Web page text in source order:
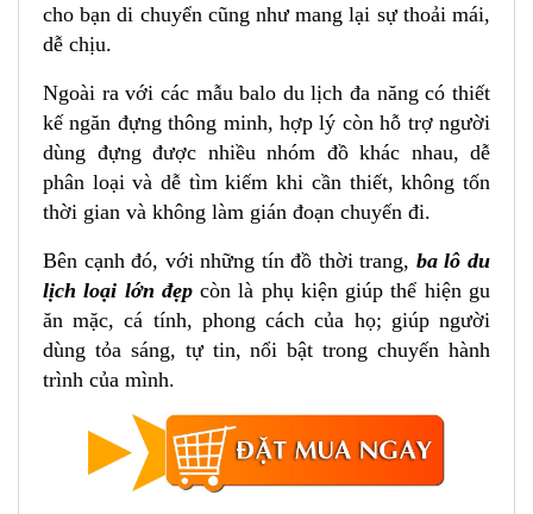
Mặt lưng của Ba lô du lịch loại lớn Xbags Travel
trang Xbags Travel Xb 1001
1.4 Lưu ý
2. Lợi ích khi sử dụng ba lô du lịch loại lớn từ Công
Ty TNHH Công Nghiệp May & Thời Trang Trung
Nguyên
3. Hướng dẫn bảo quản và sử dụng
Cách vệ sinh balo đúng cách
Lưu ý trong quá trình sử dụng
4. Kết luận
7 LÝ DO NÊN CHỌN BALODEP.SHOP :
cho bạn di chuyển cũng như mang lại sự thoải mái,
dễ chịu.
Ngoài ra với các mẫu balo du lịch đa năng có thiết
kế ngăn đựng thông minh, hợp lý còn hỗ trợ người
dùng đựng được nhiều nhóm đồ khác nhau, dễ
phân loại và dễ tìm kiếm khi cần thiết, không tốn
thời gian và không làm gián đoạn chuyến đi.
Bên cạnh đó, với những tín đồ thời trang, ba lô du
lịch loại lớn đẹpcòn là phụ kiện giúp thể hiện gu
ăn mặc, cá tính, phong cách của họ; giúp người
dùng tỏa sáng, tự tin, nổi bật trong chuyến hành
trình của mình.